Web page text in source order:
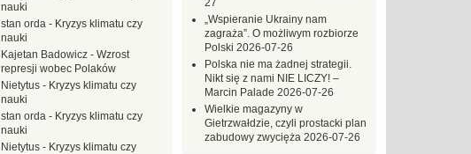
27
„Wspieranie Ukrainy nam
zagraża”. O możliwym rozbiorze
Polski 2026-07-26
Polska nie ma żadnej strategii.
Nikt się z nami NIE LICZY! –
Marcin Palade 2026-07-26
Wielkie magazyny w
Gietrzwałdzie, czyli prostacki plan
zabudowy zwycięża 2026-07-26
nauki
stan orda - Kryzys klimatu czy
nauki
Kajetan Badowicz - Wzrost
represji wobec Polaków
Nietytus - Kryzys klimatu czy
nauki
stan orda - Kryzys klimatu czy
nauki
Nietytus - Kryzys klimatu czy